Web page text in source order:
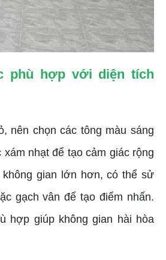
phù hợp với diện tích
nên chọn các tông màu sáng
nhạt để tạo cảm giác rộng
gian lớn hơn, có thể sử
gạch vân để tạo điểm nhấn.
hợp giúp không gian hài hòa